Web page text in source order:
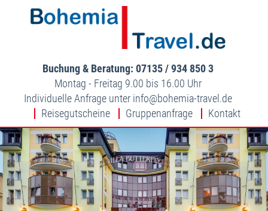
Buchung & Beratung: 07135 / 934 850 3
Montag - Freitag 9.00 bis 16.00 Uhr
Individuelle Anfrage unter info
bohemia-travel.de
Reisegutscheine
Gruppenanfrage Kontakt